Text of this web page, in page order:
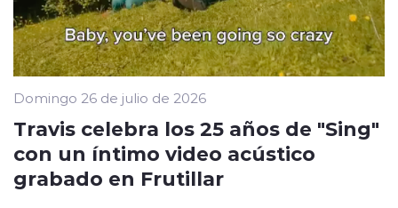
Domingo 26 de julio de 2026
Travis celebra los 25 años de "Sing"
con un íntimo video acústico
grabado en Frutillar